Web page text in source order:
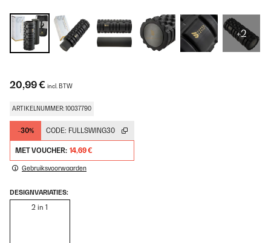
+2
20,99 € incl. BTW
ARTIKELNUMMER: 10037790
-30% CODE: FULLSWING30
MET VOUCHER: 14,69 €
Gebruiksvoorwaarden
DESIGNVARIATIES:
2 in 1